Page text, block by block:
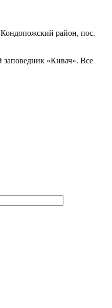
район, пос.
«Кивач». Все